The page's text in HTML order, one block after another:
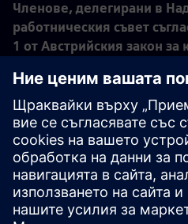
Членове, делегирани в
работническия съвет
1 от Австрийския закон за
Пол Лауерман (председател
работнически съвет на
Клаус Хьобарт
Майкъл Шнабел